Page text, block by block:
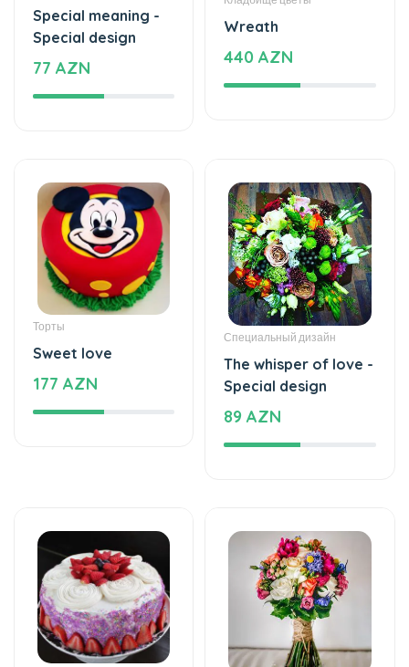
Special meaning -
Special design
77 AZN
Wreath
440 AZN
Торты
Sweet love
177 AZN
Специальный дизайн
The whisper of love -
Special design
89 AZN